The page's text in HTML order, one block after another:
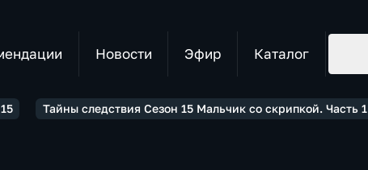
Новости Эфир Каталог
Тайны следствия Сезон 15 Мальчик со скрипкой. Часть 1